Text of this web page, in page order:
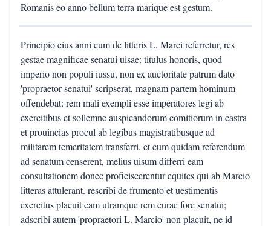
Romanis eo anno bellum terra marique est gestum.
Principio eius anni cum de litteris L. Marci referretur, res
gestae magnificae senatui uisae: titulus honoris, quod
imperio non populi iussu, non ex auctoritate patrum dato
'propraetor senatui' scripserat, magnam partem hominum
offendebat: rem mali exempli esse imperatores legi ab
exercitibus et sollemne auspicandorum comitiorum in castra
et prouincias procul ab legibus magistratibusque ad
militarem temeritatem transferri. et cum quidam referendum
ad senatum censerent, melius uisum differri eam
consultationem donec proficiscerentur equites qui ab Marcio
litteras attulerant. rescribi de frumento et uestimentis
exercitus placuit eam utramque rem curae fore senatui;
adscribi autem 'propraetori L. Marcio' non placuit, ne id